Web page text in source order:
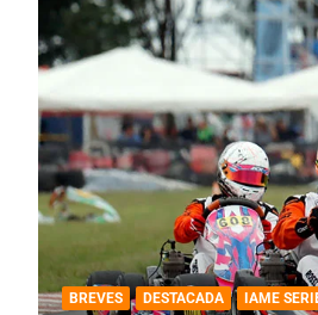
DESTACADA IAME SERIES